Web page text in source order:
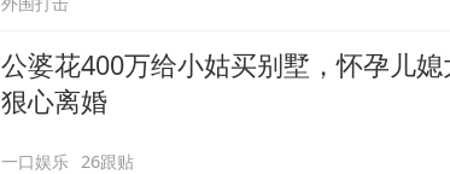
公婆花400万给小姑买别墅，怀孕儿
狠心离婚
一口娱乐 26跟贴